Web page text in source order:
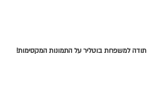
תודה למשפחת בוטליר על התמונות המקסימות!